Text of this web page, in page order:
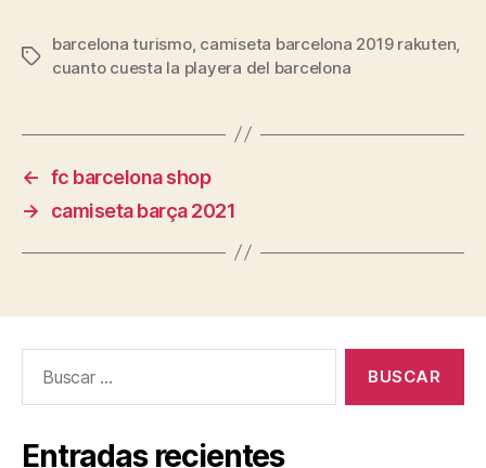
Etiquetas
barcelona turismo, camiseta barcelona 2019 rakuten
cuanto cuesta la playera del barcelona
← fc barcelona shop
→
camiseta barça 2021
Entradas recientes